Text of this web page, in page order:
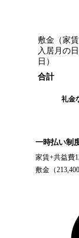
敷金（家賃
入居月の
日）
合計
礼金
一時払い制
家賃+共益費
敷金（213,400